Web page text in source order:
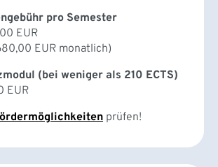
pro Semester
EUR
EUR monatlich)
(bei weniger als 210 ECTS)
EUR
prüfen!